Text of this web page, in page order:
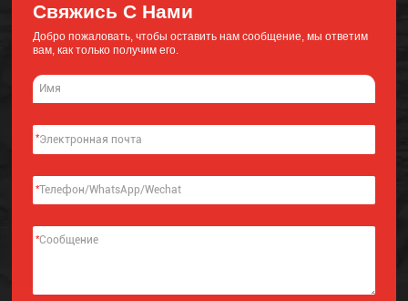
Свяжись С Нами
Добро пожаловать, чтобы оставить нам сообщение, мы ответим
вам, как только получим его.
*
*
*